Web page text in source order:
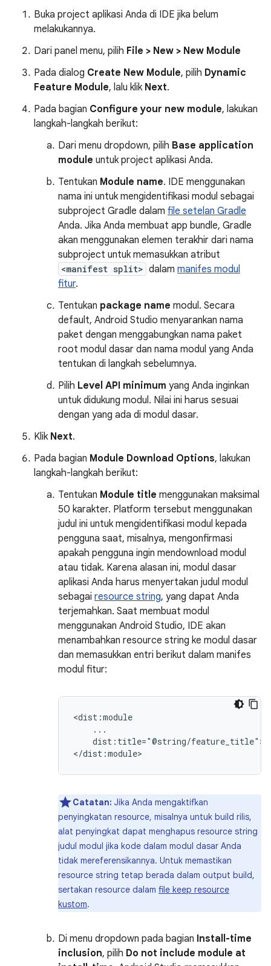
Buka project aplikasi Anda di IDE jika belum
melakukannya.
Dari panel menu, pilih File > New > New Module
Pada dialog Create New Module, pilih Dynamic
Feature Module, lalu klik Next.
Pada bagian Configure your new module, lakukan
langkah-langkah berikut:
Dari menu dropdown, pilih Base application
module untuk project aplikasi Anda.
Tentukan Module name. IDE menggunakan
nama ini untuk mengidentifikasi modul sebagai
subproject Gradle dalam file setelan Gradle
Anda. Jika Anda membuat app bundle, Gradle
akan menggunakan elemen terakhir dari nama
subproject untuk memasukkan atribut
<manifest split> dalam manifes modul
fitur.
Tentukan package name modul. Secara
default, Android Studio menyarankan nama
paket dengan menggabungkan nama paket
root modul dasar dan nama modul yang Anda
tentukan di langkah sebelumnya.
Pilih Level API minimum yang Anda inginkan
untuk didukung modul. Nilai ini harus sesuai
dengan yang ada di modul dasar.
Klik Next.
Pada bagian Module Download Options, lakukan
langkah-langkah berikut:
Tentukan Module title menggunakan maksimal
50 karakter. Platform tersebut menggunakan
judul ini untuk mengidentifikasi modul kepada
pengguna saat, misalnya, mengonfirmasi
apakah pengguna ingin mendownload modul
atau tidak. Karena alasan ini, modul dasar
aplikasi Anda harus menyertakan judul modul
sebagai resource string, yang dapat Anda
terjemahkan. Saat membuat modul
menggunakan Android Studio, IDE akan
menambahkan resource string ke modul dasar
dan memasukkan entri berikut dalam manifes
modul fitur:
dist:title="@string/feature_title">
Catatan: Jika Anda mengaktifkan
penyingkatan resource, misalnya untuk build rilis,
alat penyingkat dapat menghapus resource string
judul modul jika kode dalam modul dasar Anda
tidak mereferensikannya. Untuk memastikan
resource string tetap berada dalam output build,
sertakan resource dalam file keep resource
kustom.
Di menu dropdown pada bagian Install-time
inclusion, pilih Do not include module at